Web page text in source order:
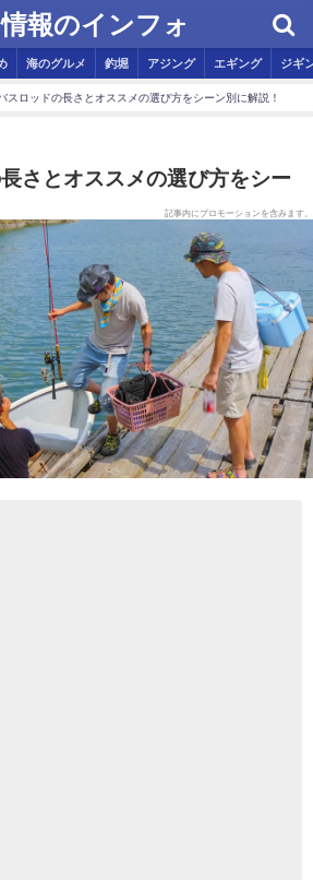
報のインフォ
海のグルメ 釣堀 アジング エギング ジギ
スロッドの長さとオススメの選び方をシーン別に解説！
さとオススメの選び方をシー
記事内にプロモーションを含みます。